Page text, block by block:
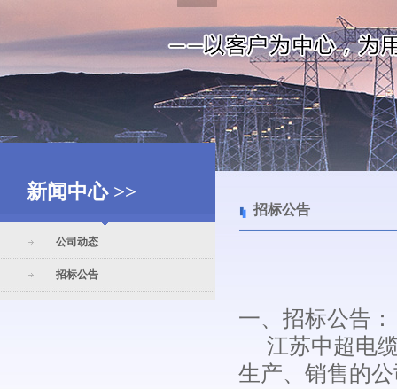
新闻中心 >>
公司动态
招标公告
招标公告
一、招标公告：
江苏中超电
生产、销售的